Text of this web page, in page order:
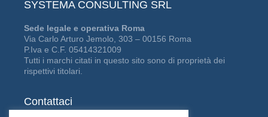
SYSTEMA CONSULTING SRL
Sede legale e operativa Roma
Via Carlo Arturo Jemolo, 303 – 00156 Roma
P.Iva e C.F. 05414321009
Tutti i marchi citati in questo sito sono di proprietà dei
rispettivi titolari.
Contattaci